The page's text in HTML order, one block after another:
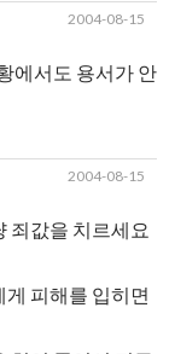
2004-08-15
에서도 용서가 안
2004-08-15
죄값을 치르세요
피해를 입히면